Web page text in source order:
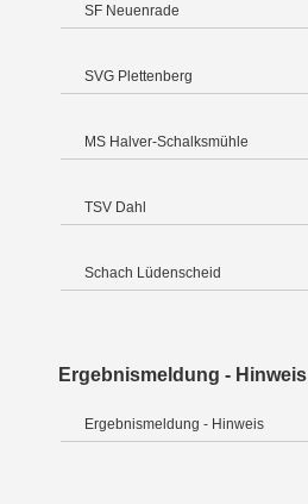
SF Neuenrade
SVG Plettenberg
MS Halver-Schalksmühle
TSV Dahl
Schach Lüdenscheid
Ergebnismeldung - Hinweis
Ergebnismeldung - Hinweis